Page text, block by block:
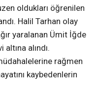
oldukları öğrenilen
Halil Tarhan olay
yaralanan Ümit İğde
alındı.
rağmen
kaybedenlerin